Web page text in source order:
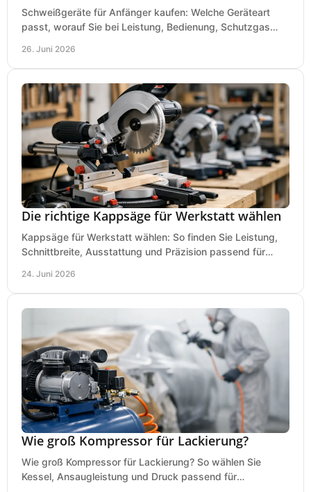
Schweißgeräte für Anfänger kaufen: Welche Geräteart
passt, worauf Sie bei Leistung, Bedienung, Schutzgas
26. Juni 2026
Die richtige Kappsäge für Werkstatt wählen
Kappsäge für Werkstatt wählen: So finden Sie Leistung,
Schnittbreite, Ausstattung und Präzision passend für
24. Juni 2026
Wie groß Kompressor für Lackierung?
Wie groß Kompressor für Lackierung? So wählen Sie
Kessel, Ansaugleistung und Druck passend für